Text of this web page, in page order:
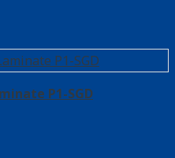
P1-SGD